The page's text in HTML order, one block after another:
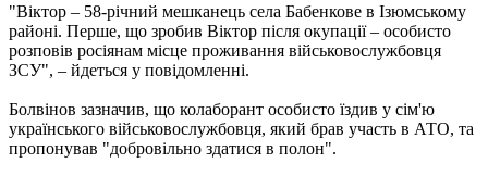
"Віктор – 58-річний мешканець села Бабенкове в Ізюмському
районі. Перше, що зробив Віктор після окупації – особисто
розповів росіянам місце проживання військовослужбовця
ЗСУ", – йдеться у повідомленні.
Болвінов зазначив, що колаборант особисто їздив у сім'ю
українського військовослужбовця, який брав участь в АТО, та
пропонував "добровільно здатися в полон".